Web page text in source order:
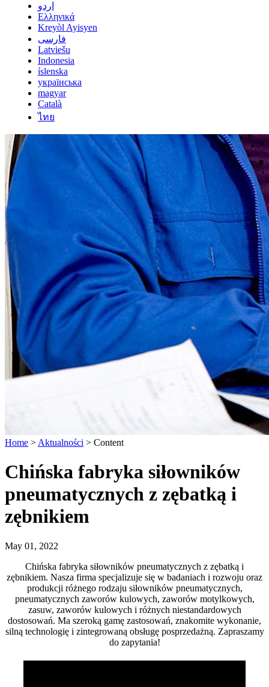
اردو
Ελληνικά
Kreyòl Ayisyen
فارسی
Latviešu
Indonesia
íslenska
українська
magyar
Català
ไทย
Home > Aktualności > Content
Chińska fabryka siłowników
pneumatycznych z zębatką i
zębnikiem
May 01, 2022
Chińska fabryka siłowników pneumatycznych z zębatką i
zębnikiem. Nasza firma specjalizuje się w badaniach i rozwoju oraz
produkcji różnego rodzaju siłowników pneumatycznych,
pneumatycznych zaworów kulowych, zaworów motylkowych,
zasuw, zaworów kulowych i różnych niestandardowych
dostosowań. Ma szeroką gamę zastosowań, znakomite wykonanie,
silną technologię i zintegrowaną obsługę posprzedażną. Zapraszamy
do zapytania!